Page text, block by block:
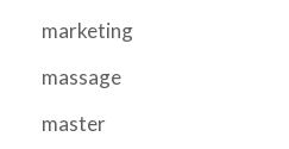
marketing
massage
master